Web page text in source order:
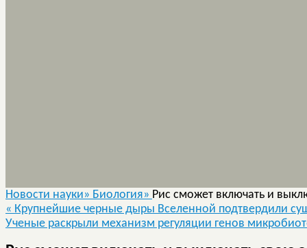
Новости науки» Биология» Рис сможет включать и
« Крупнейшие черные дыры Вселенной подтвердили
Ученые раскрыли механизм регуляции генов